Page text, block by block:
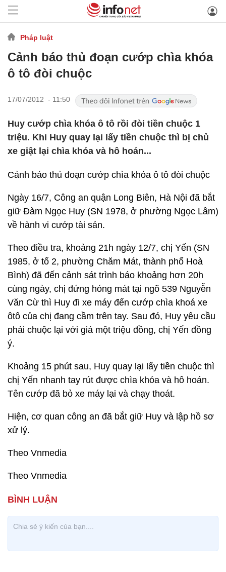
Pháp luật
Cảnh báo thủ đoạn cướp chìa khóa
ô tô đòi chuộc
17/07/2012 - 11:50
Huy cướp chìa khóa ô tô rồi đòi tiền chuộc 1
triệu. Khi Huy quay lại lấy tiền chuộc thì bị chủ
xe giật lại chìa khóa và hô hoán...
Cảnh báo thủ đoạn cướp chìa khóa ô tô đòi chuộc
Ngày 16/7, Công an quận Long Biên, Hà Nội đã bắt
giữ Đàm Ngọc Huy (SN 1978, ở phường Ngọc Lâm)
về hành vi cướp tài sản.
Theo điều tra, khoảng 21h ngày 12/7, chị Yến (SN
1985, ở tổ 2, phường Chăm Mát, thành phố Hoà
Bình) đã đến cảnh sát trình báo khoảng hơn 20h
cùng ngày, chị đứng hóng mát tại ngõ 539 Nguyễn
Văn Cừ thì Huy đi xe máy đến cướp chìa khoá xe
ôtô của chị đang cầm trên tay. Sau đó, Huy yêu cầu
phải chuộc lại với giá một triệu đồng, chị Yến đồng
ý.
Khoảng 15 phút sau, Huy quay lại lấy tiền chuộc thì
chị Yến nhanh tay rút được chìa khóa và hô hoán.
Tên cướp đã bỏ xe máy lại và chạy thoát.
Hiện, cơ quan công an đã bắt giữ Huy và lập hồ sơ
xử lý.
Theo Vnmedia
Theo Vnmedia